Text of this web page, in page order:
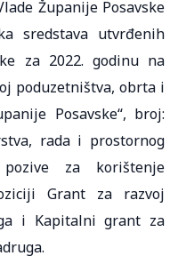
Županije Posavske
sredstava utvrđenih
za 2022. godinu na
poduzetništva, obrta i
Posavske“, broj:
rada i prostornog
za korištenje
Grant za razvoj
i Kapitalni grant za